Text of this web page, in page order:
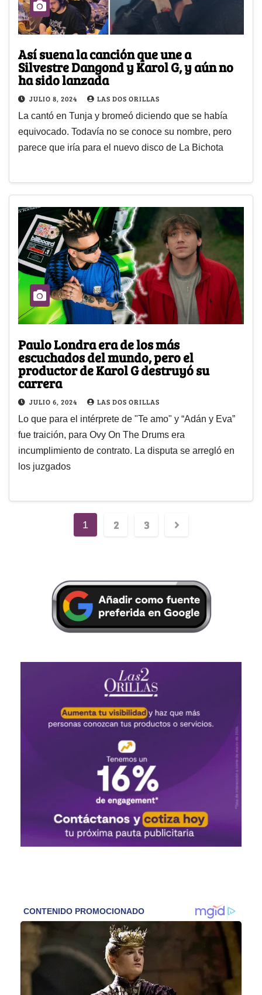
Así suena la canción que une a
Silvestre Dangond y Karol G, y aún no
ha sido lanzada
JULIO 8, 2024 LAS DOS ORILLAS
La cantó en Tunja y bromeó diciendo que se había
equivocado. Todavía no se conoce su nombre, pero
parece que iría para el nuevo disco de La Bichota
Paulo Londra era de los más
escuchados del mundo, pero el
productor de Karol G destruyó su
carrera
JULIO 6, 2024 LAS DOS ORILLAS
Lo que para el intérprete de "Te amo" y “Adán y Eva”
fue traición, para Ovy On The Drums era
incumplimiento de contrato. La disputa se arregló en
los juzgados
1 2 3